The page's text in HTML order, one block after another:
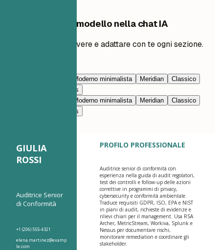
Modifica questo modello nella chat IA
Chiedi all’IA di riscrivere e adattare con te ogni sezione.
Moderno minimalista Meridian
Classico
Nimbus
Moderno minimalista Meridian
Classico
Nimbus
GIULIA
ROSSI
Auditrice Senior
di Conformità
+1 (206) 555-4321
elena.martinez@examp
le.com
PROFILO PROFESSIONALE
Auditrice senior di conformità con
esperienza nella guida di audit regolatori,
test dei controlli e follow-up delle azioni
correttive in programmi di privacy,
cybersecurity e conformità ambientale.
Traduce requisiti GDPR, ISO, EPA e NIST
in piani di audit, richieste di evidenze e
rilievi chiari per il management. Usa RSA
Archer, MetricStream, Workiva, Splunk e
Nessus per documentare rischi,
monitorare remediation e coordinare gli
stakeholder.